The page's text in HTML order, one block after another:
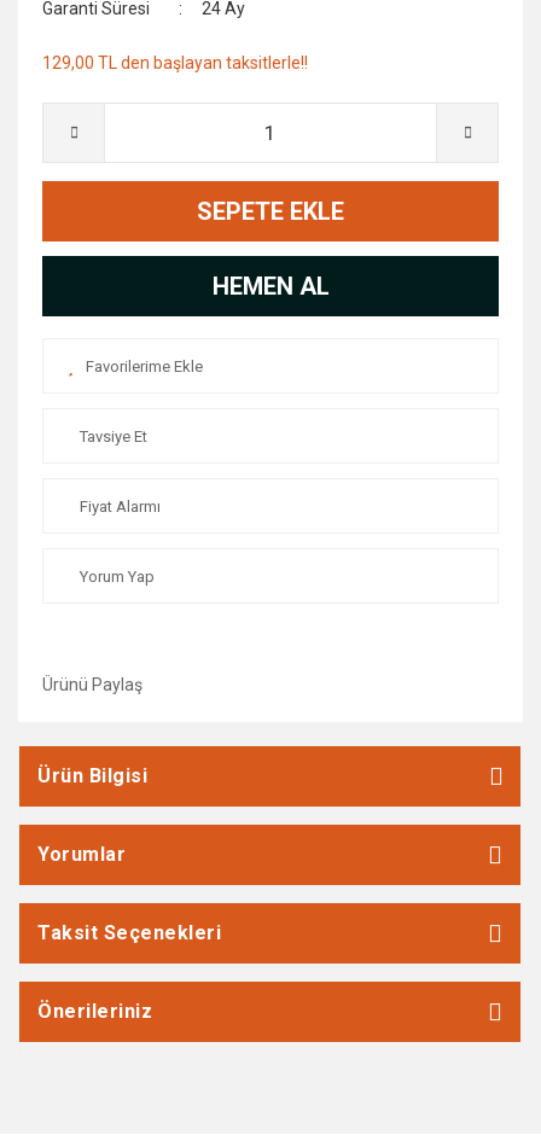
Garanti Süresi
24 Ay
129,00 TL den başlayan taksitlerle!!
SEPETE EKLE
HEMEN AL
Tavsiye Et
Fiyat Alarmı
Yorum Yap
Ürünü Paylaş
Ürün Bilgisi
Yorumlar
Taksit Seçenekleri
Önerileriniz